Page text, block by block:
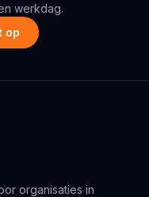
werkdag.
op
organisaties in